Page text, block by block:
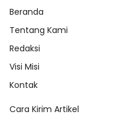
Beranda
Tentang Kami
Redaksi
Visi Misi
Kontak
Cara Kirim Artikel